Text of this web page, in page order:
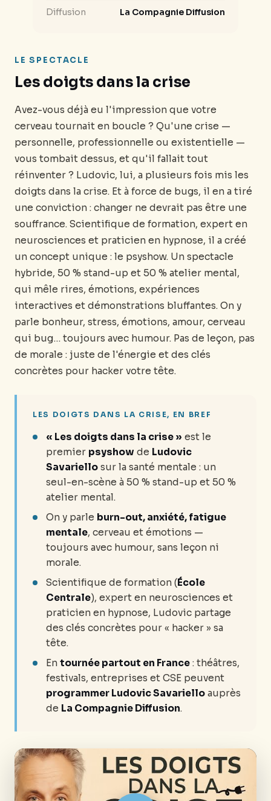
Diffusion La Compagnie Diffusion
LE SPECTACLE
Les doigts dans la crise
Avez-vous déjà eu l'impression que votre
cerveau tournait en boucle ? Qu'une crise —
personnelle, professionnelle ou existentielle —
vous tombait dessus, et qu'il fallait tout
réinventer ? Ludovic, lui, a plusieurs fois mis les
doigts dans la crise. Et à force de bugs, il en a tiré
une conviction : changer ne devrait pas être une
souffrance. Scientifique de formation, expert en
neurosciences et praticien en hypnose, il a créé
un concept unique : le psyshow. Un spectacle
hybride, 50 % stand-up et 50 % atelier mental,
qui mêle rires, émotions, expériences
interactives et démonstrations bluffantes. On y
parle bonheur, stress, émotions, amour, cerveau
qui bug… toujours avec humour. Pas de leçon, pas
de morale : juste de l'énergie et des clés
concrètes pour hacker votre tête.
LES DOIGTS DANS LA CRISE, EN BREF
« Les doigts dans la crise » est le
premier psyshow de Ludovic
Savariello sur la santé mentale : un
seul-en-scène à 50 % stand-up et 50 %
atelier mental.
On y parle burn-out, anxiété, fatigue
mentale, cerveau et émotions —
toujours avec humour, sans leçon ni
morale.
Scientifique de formation (École
Centrale), expert en neurosciences et
praticien en hypnose, Ludovic partage
des clés concrètes pour « hacker » sa
tête.
En tournée partout en France : théâtres,
festivals, entreprises et CSE peuvent
programmer Ludovic Savariello auprès
de La Compagnie Diffusion.